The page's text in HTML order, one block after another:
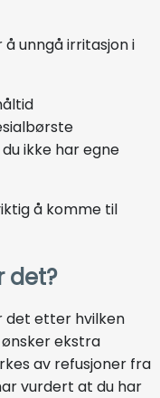
unngå irritasjon i
ikke har egne
å komme til
det?
det etter hvilken
ekstra
av refusjoner fra
vurdert at du har